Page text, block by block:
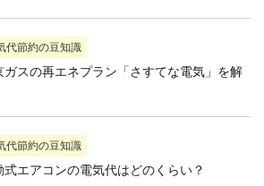
代節約の豆知識
ガスの再エネプラン「さすてな電気」を解
代節約の豆知識
式エアコンの電気代はどのくらい？